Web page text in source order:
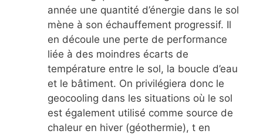
année une quantité d’énergie dans le sol
mène à son échauffement progressif. Il
en découle une perte de performance
liée à des moindres écarts de
température entre le sol, la boucle d’eau
et le bâtiment. On privilégiera donc le
geocooling dans les situations où le sol
est également utilisé comme source de
chaleur en hiver (géothermie), t en